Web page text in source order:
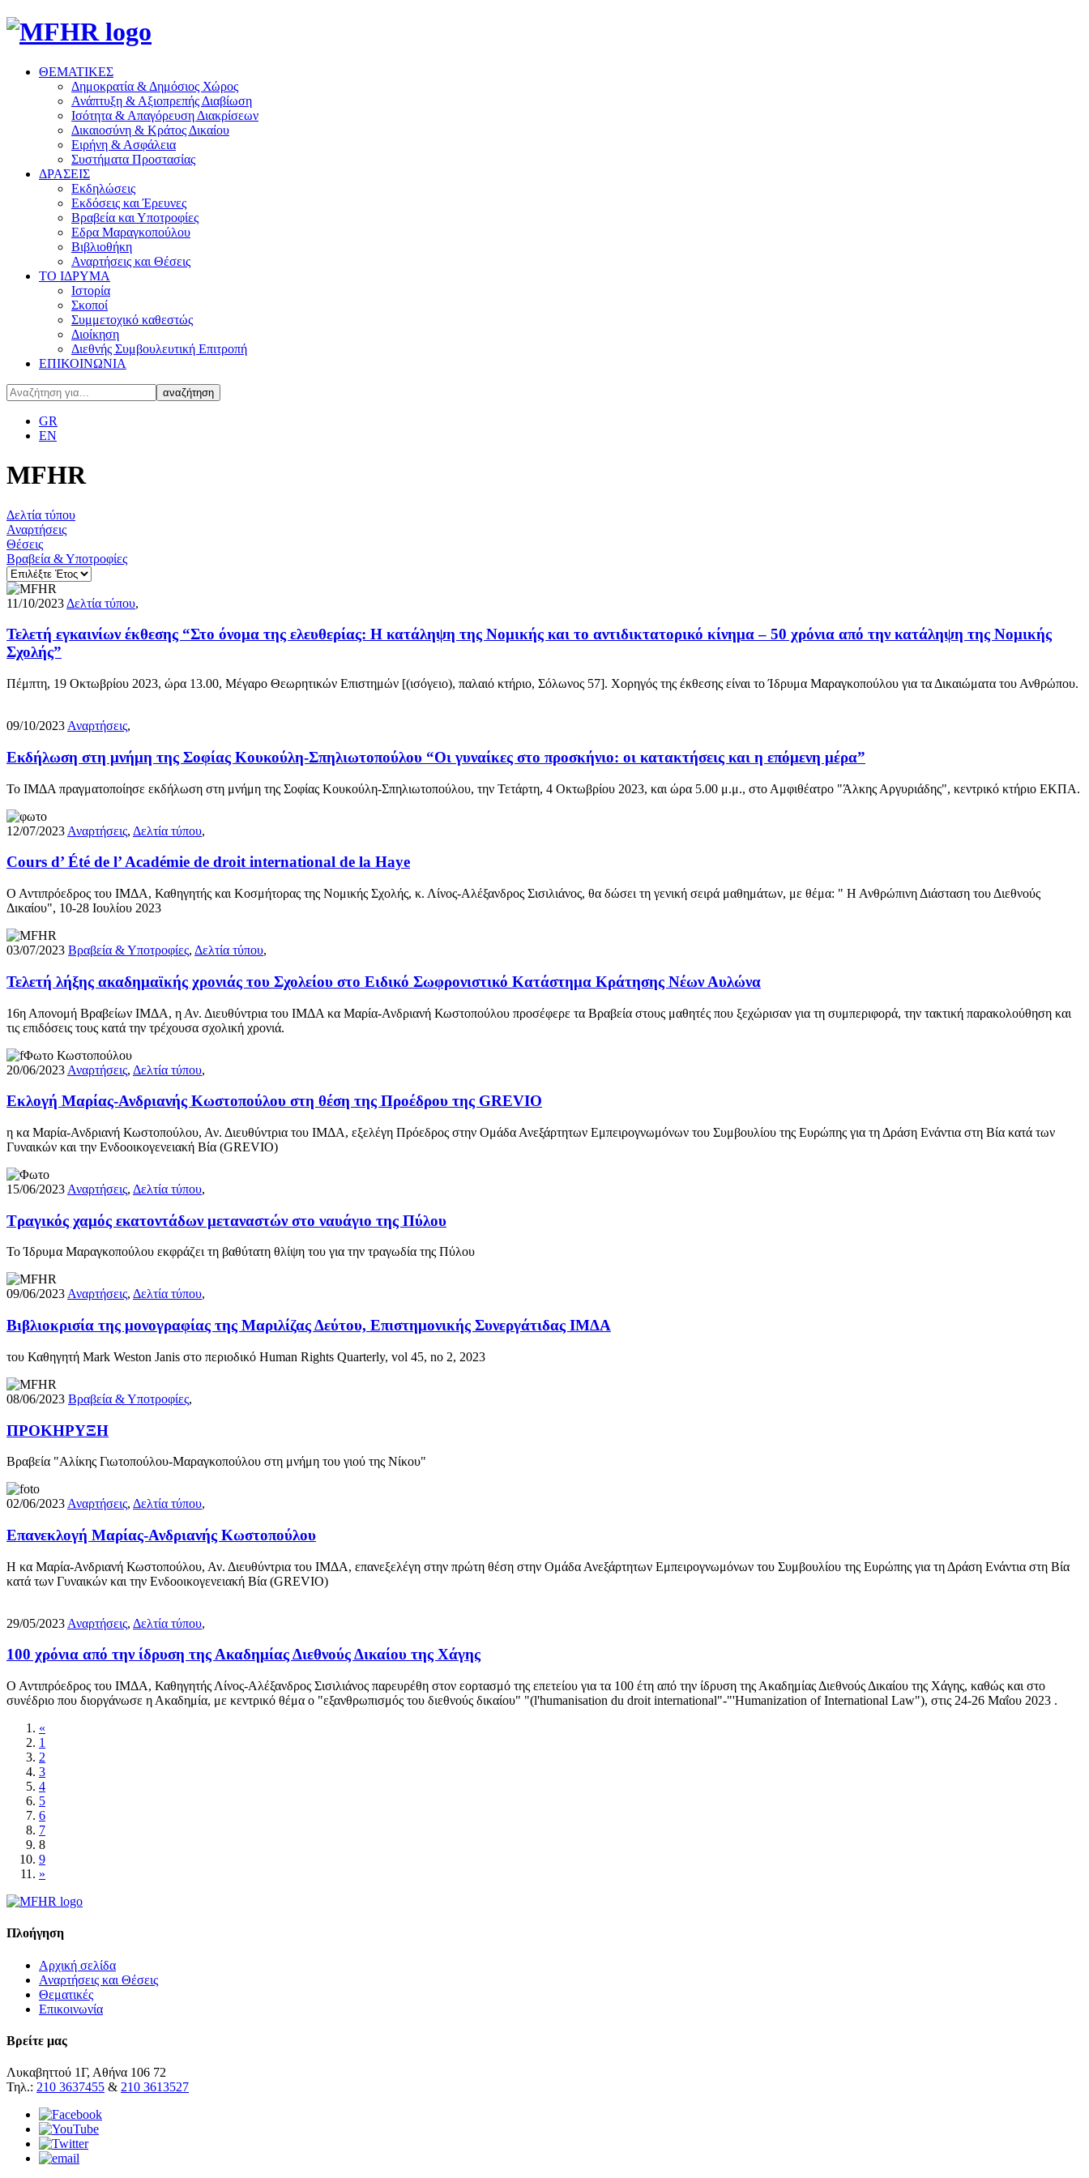
ΘΕΜΑΤΙΚΕΣ
Δημοκρατία & Δημόσιος Χώρος
Ανάπτυξη & Αξιοπρεπής Διαβίωση
Ισότητα & Απαγόρευση Διακρίσεων
Δικαιοσύνη & Κράτος Δικαίου
Ειρήνη & Ασφάλεια
Συστήματα Προστασίας
ΔΡΑΣΕΙΣ
Εκδηλώσεις
Εκδόσεις και Έρευνες
Βραβεία και Υποτροφίες
Εδρα Μαραγκοπούλου
Βιβλιοθήκη
Αναρτήσεις και Θέσεις
ΤΟ ΙΔΡΥΜΑ
Ιστορία
Σκοποί
Συμμετοχικό καθεστώς
Διοίκηση
Διεθνής Συμβουλευτική Επιτροπή
ΕΠΙΚΟΙΝΩΝΙΑ
GR
EN
MFHR
Δελτία τύπου
Αναρτήσεις
Θέσεις
Βραβεία & Υποτροφίες
11/10/2023 Δελτία τύπου,
Τελετή εγκαινίων έκθεσης “Στο όνομα της ελευθερίας: Η κατάληψη της Νομικής και το αντιδικτατορικό κίνημα – 50 χρόνια από την κατάληψη της Νομικής
Σχολής”
Πέμπτη, 19 Οκτωβρίου 2023, ώρα 13.00, Μέγαρο Θεωρητικών Επιστημών [(ισόγειο), παλαιό κτήριο, Σόλωνος 57]. Χορηγός της έκθεσης είναι το Ίδρυμα Μαραγκοπούλου για τα Δικαιώματα του Ανθρώπου.
09/10/2023 Αναρτήσεις,
Εκδήλωση στη μνήμη της Σοφίας Κουκούλη-Σπηλιωτοπούλου “Οι γυναίκες στο προσκήνιο: οι κατακτήσεις και η επόμενη μέρα”
Το ΙΜΔΑ πραγματοποίησε εκδήλωση στη μνήμη της Σοφίας Κουκούλη-Σπηλιωτοπούλου, την Τετάρτη, 4 Οκτωβρίου 2023, και ώρα 5.00 μ.μ., στο Αμφιθέατρο "Άλκης Αργυριάδης", κεντρικό κτήριο ΕΚΠΑ.
12/07/2023 Αναρτήσεις, Δελτία τύπου,
Cours d’ Été de l’ Académie de droit international de la Haye
Ο Αντιπρόεδρος του ΙΜΔΑ, Καθηγητής και Κοσμήτορας της Νομικής Σχολής, κ. Λίνος-Αλέξανδρος Σισιλιάνος, θα δώσει τη γενική σειρά μαθημάτων, με θέμα: " Η Ανθρώπινη Διάσταση του Διεθνούς
Δικαίου", 10-28 Ιουλίου 2023
03/07/2023 Βραβεία & Υποτροφίες, Δελτία τύπου,
Τελετή λήξης ακαδημαϊκής χρονιάς του Σχολείου στο Ειδικό Σωφρονιστικό Κατάστημα Κράτησης Νέων Αυλώνα
16η Απονομή Βραβείων ΙΜΔΑ, η Αν. Διευθύντρια του ΙΜΔΑ κα Μαρία-Ανδριανή Κωστοπούλου προσέφερε τα Βραβεία στους μαθητές που ξεχώρισαν για τη συμπεριφορά, την τακτική παρακολούθηση και
τις επιδόσεις τους κατά την τρέχουσα σχολική χρονιά.
20/06/2023 Αναρτήσεις, Δελτία τύπου,
Εκλογή Μαρίας-Ανδριανής Κωστοπούλου στη θέση της Προέδρου της GREVIO
η κα Μαρία-Ανδριανή Κωστοπούλου, Αν. Διευθύντρια του ΙΜΔΑ, εξελέγη Πρόεδρος στην Ομάδα Ανεξάρτητων Εμπειρογνωμόνων του Συμβουλίου της Ευρώπης για τη Δράση Ενάντια στη Βία κατά των
Γυναικών και την Ενδοοικογενειακή Βία (GREVIO)
15/06/2023 Αναρτήσεις, Δελτία τύπου,
Τραγικός χαμός εκατοντάδων μεταναστών στο ναυάγιο της Πύλου
Το Ίδρυμα Μαραγκοπούλου εκφράζει τη βαθύτατη θλίψη του για την τραγωδία της Πύλου
09/06/2023 Αναρτήσεις, Δελτία τύπου,
Βιβλιοκρισία της μονογραφίας της Μαριλίζας Δεύτου, Επιστημονικής Συνεργάτιδας ΙΜΔΑ
του Καθηγητή Mark Weston Janis στο περιοδικό Human Rights Quarterly, vol 45, no 2, 2023
08/06/2023 Βραβεία & Υποτροφίες,
ΠΡΟΚΗΡΥΞΗ
Βραβεία "Αλίκης Γιωτοπούλου-Μαραγκοπούλου στη μνήμη του γιού της Νίκου"
02/06/2023 Αναρτήσεις, Δελτία τύπου,
Επανεκλογή Μαρίας-Ανδριανής Κωστοπούλου
Η κα Μαρία-Ανδριανή Κωστοπούλου, Αν. Διευθύντρια του ΙΜΔΑ, επανεξελέγη στην πρώτη θέση στην Ομάδα Ανεξάρτητων Εμπειρογνωμόνων του Συμβουλίου της Ευρώπης για τη Δράση Ενάντια στη Βία
κατά των Γυναικών και την Ενδοοικογενειακή Βία (GREVIO)
29/05/2023 Αναρτήσεις, Δελτία τύπου,
100 χρόνια από την ίδρυση της Ακαδημίας Διεθνούς Δικαίου της Χάγης
Ο Αντιπρόεδρος του ΙΜΔΑ, Καθηγητής Λίνος-Αλέξανδρος Σισιλιάνος παρευρέθη στον εορτασμό της επετείου για τα 100 έτη από την ίδρυση της Ακαδημίας Διεθνούς Δικαίου της Χάγης, καθώς και στο
συνέδριο που διοργάνωσε η Ακαδημία, με κεντρικό θέμα ο "εξανθρωπισμός του διεθνούς δικαίου" "(l'humanisation du droit international"-"'Humanization of International Law"), στις 24-26 Μαΐου 2023 .
«
1
2
3
4
5
6
7
8
9
»
Πλοήγηση
Αρχική σελίδα
Αναρτήσεις και Θέσεις
Θεματικές
Επικοινωνία
Βρείτε μας
Λυκαβηττού 1Γ, Αθήνα 106 72
Τηλ.: 210 3637455 & 210 3613527